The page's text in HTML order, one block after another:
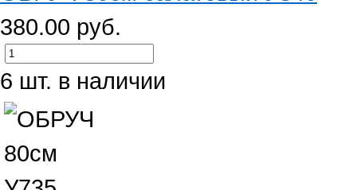
380.00 руб.
6 шт. в наличии